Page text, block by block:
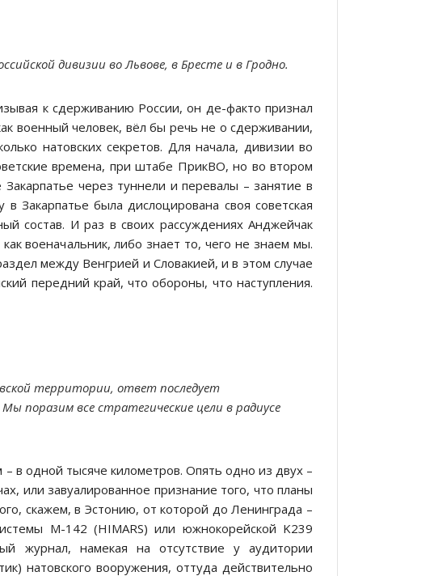
дивизии во Львове, в Бресте и в Гродно.
к сдерживанию России, он де-факто признал
военный человек, вёл бы речь не о сдерживании,
натовских секретов. Для начала, дивизии во
времена, при штабе ПрикВО, но во втором
через туннели и перевалы – занятие в
Закарпатье была дислоцирована своя советская
состав. И раз в своих рассуждениях Анджейчак
военачальник, либо знает то, чего не знаем мы.
между Венгрией и Словакией, и в этом случае
передний край, что обороны, что наступления.
территории, ответ последует
поразим все стратегические цели в радиусе
в одной тысяче километров. Опять одно из двух –
или завуалированное признание того, что планы
скажем, в Эстонию, от которой до Ленинграда –
M-142 (HIMARS) или южнокорейской K239
журнал, намекая на отсутствие у аудитории
натовского вооружения, оттуда действительно